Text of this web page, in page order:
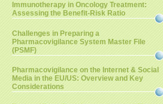
Immunotherapy in Oncology Treatment:
Assessing the Benefit-Risk Ratio
Challenges in Preparing a
Pharmacovigilance System Master File
(PSMF)
Pharmacovigilance on the Internet & Social
Media in the EU/US: Overview and Key
Considerations